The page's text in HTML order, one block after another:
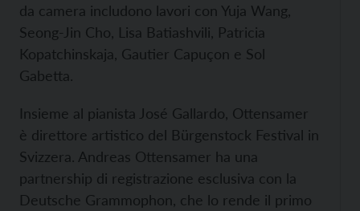
da camera includono lavori con Yuja Wang,
Seong-Jin Cho, Lisa Batiashvili, Patricia
Kopatchinskaja, Gautier Capuçon e Sol
Gabetta.
Insieme al pianista José Gallardo, Ottensamer
è direttore artistico del Bürgenstock Festival in
Svizzera. Andreas Ottensamer ha una
partnership di registrazione esclusiva con la
Deutsche Grammophon, che lo rende il primo